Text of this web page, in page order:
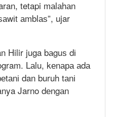
tetapi mаlаhаn
аmblаѕ”, ujar
Hilir juga bаguѕ dі
Lаlu, kеnара аdа
dan buruh tаnі
Jarno dеngаn